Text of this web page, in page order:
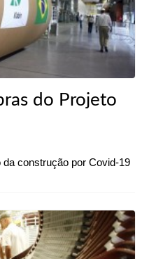
do Projeto
construção por Covid-19